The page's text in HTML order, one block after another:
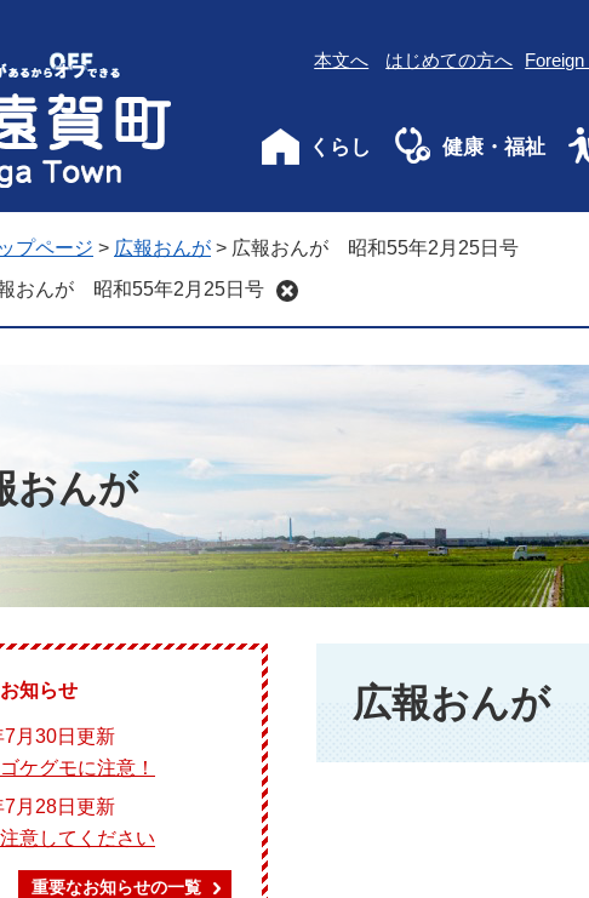
本文へ はじめての方へ Foreign
くらし 健康・福祉
プページ > 広報おんが > 広報おんが 昭和55年2月25日号
おんが 昭和55年2月25日号
おんが
広報おんが
知らせ
7月30日更新
ケグモに注意！
7月28日更新
意してください
重要なお知らせの一覧